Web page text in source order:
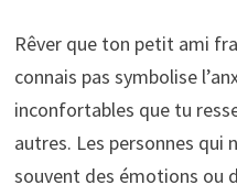
Rêver que ton petit ami
connais pas symbolise
inconfortables que tu
autres. Les personnes qui
souvent des émotions ou